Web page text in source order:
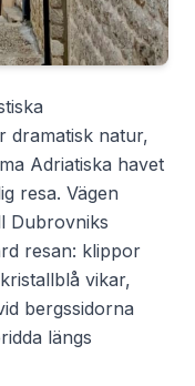
dramatisk natur,
Adriatiska havet
resa. Vägen
Dubrovniks
resan: klippor
vikar,
bergssidorna
längs